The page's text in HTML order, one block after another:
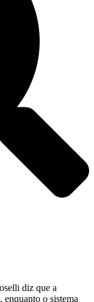
diz que a
o sistema